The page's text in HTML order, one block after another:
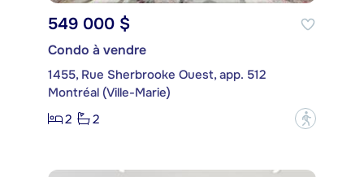
549 000 $
Condo à vendre
1455, Rue Sherbrooke Ouest, app. 512
Montréal (Ville-Marie)
2
2 ?